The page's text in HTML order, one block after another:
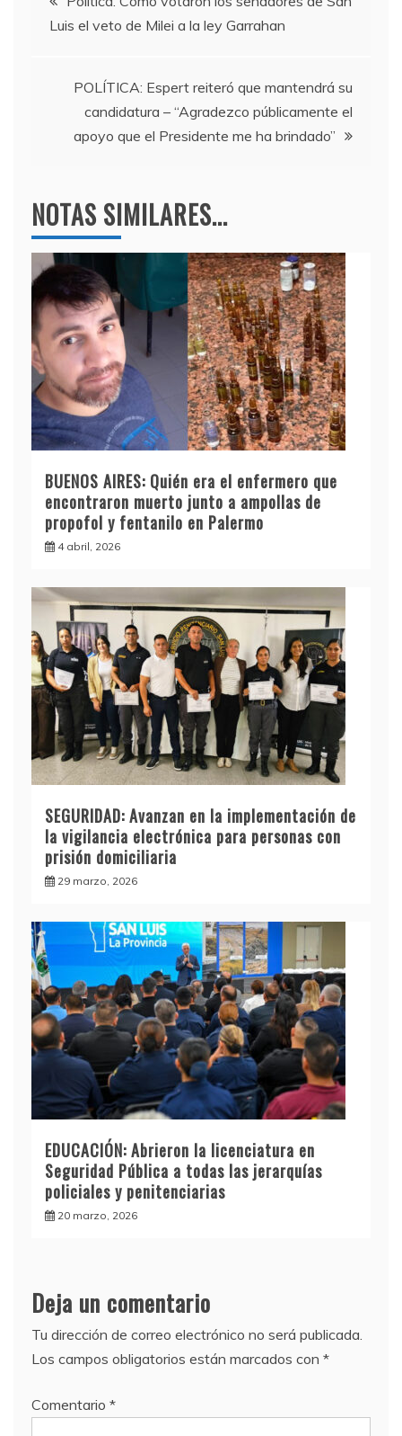
b
o
k
a
m
A
p
de
entradas
Luis el veto de Milei a la ley Garrahan
POLÍTICA: Espert reiteró que mantendrá su
candidatura – “Agradezco públicamente el
apoyo que el Presidente me ha brindado”
NOTAS SIMILARES...
BUENOS AIRES: Quién era el enfermero que
encontraron muerto junto a ampollas de
propofol y fentanilo en Palermo
4 abril, 2026
SEGURIDAD: Avanzan en la implementación de
la vigilancia electrónica para personas con
prisión domiciliaria
29 marzo, 2026
EDUCACIÓN: Abrieron la licenciatura en
Seguridad Pública a todas las jerarquías
policiales y penitenciarias
20 marzo, 2026
Deja un comentario
Tu dirección de correo electrónico no será publicada.
Los campos obligatorios están marcados con *
Comentario *